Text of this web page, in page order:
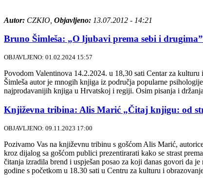
Autor: CZKIO, Objavljeno: 13.07.2012 - 14:21
Bruno Šimleša: „O ljubavi prema sebi i
OBJAVLJENO: 01.02.2024 15:57
Povodom Valentinova 14.2.2024. u 18,30 sati Centar za
Šimleša autor je mnogih knjiga iz područja popularne
najprodavanijih knjiga u Hrvatskoj i regiji. Osim pisanja i
Književna tribina: Alis Marić „Čitaj knjigu: od
OBJAVLJENO: 09.11.2023 17:00
Pozivamo Vas na književnu tribinu s gošćom Alis Marić,
kroz dijalog sa gošćom publici prezentirarati kako se strast
čitanja izradila brend i uspješan posao za koji danas govori da
godine s početkom u 18.30 sati u Centru za kulturu i